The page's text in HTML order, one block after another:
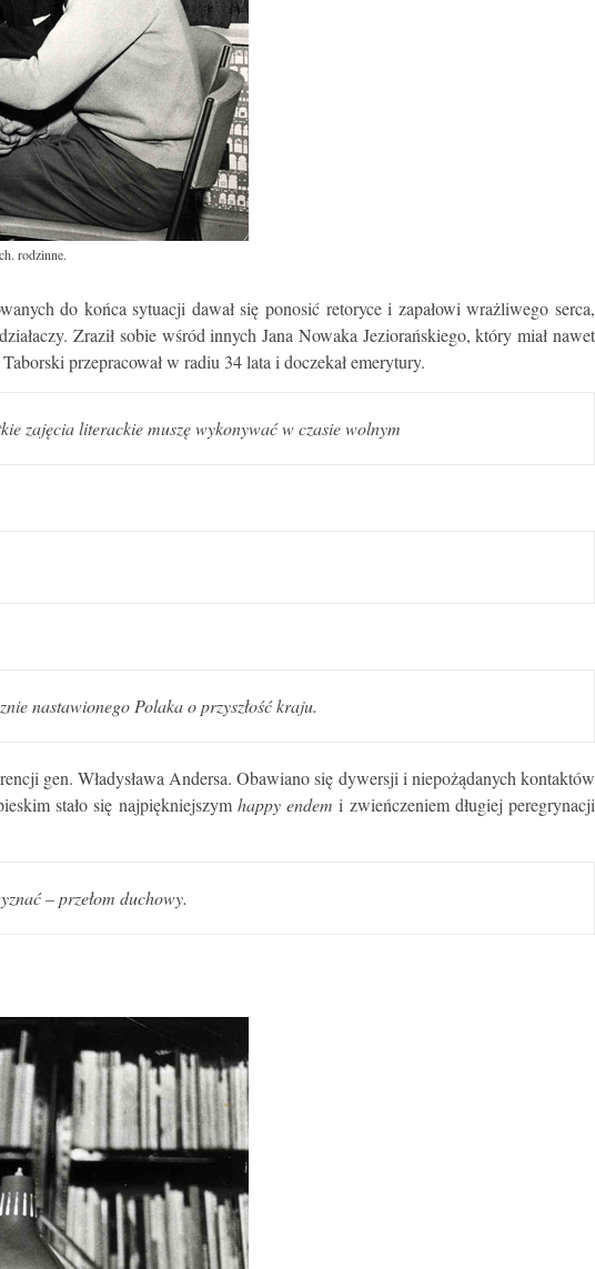
rodzinne.
do końca sytuacji dawał się ponosić retoryce i zapałowi wrażliwego serca,
Zraził sobie wśród innych Jana Nowaka Jeziorańskiego, który miał nawet
przepracował w radiu 34 lata i doczekał emerytury.
zajęcia literackie muszę wykonywać w czasie wolnym
nastawionego Polaka o przyszłość kraju.
gen. Władysława Andersa. Obawiano się dywersji i niepożądanych kontaktów
stało się najpiękniejszym happy endem i zwieńczeniem długiej peregrynacji
– przełom duchowy.